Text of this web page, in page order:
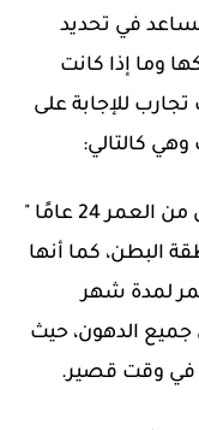
في تحديد
وما إذا كانت
للإجابة على
كالتالي:
تقول واحدة من الفتيات اللواتي يبلغن من العمر 24 عامًا "
البطن، كما أنها
لمدة شهر
جميع الدهون، حيث
في وقت قصير.